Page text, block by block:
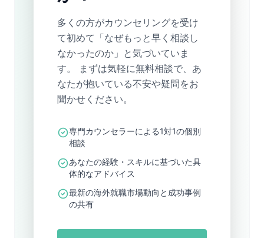
多くの方がカウンセリングを受け
て初めて「なぜもっと早く相談し
なかったのか」と気づいていま
す。 まずは気軽に無料相談で、あ
なたが抱いている不安や疑問をお
聞かせください。
専門カウンセラーによる1対1の個別
相談
あなたの経験・スキルに基づいた具
体的なアドバイス
最新の海外就職市場動向と成功事例
の共有